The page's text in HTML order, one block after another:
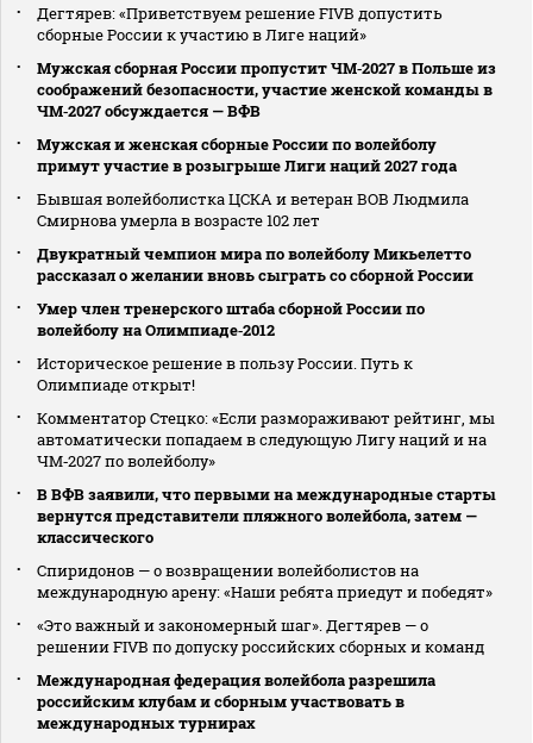
Дегтярев: «Приветствуем решение FIVB допустить
сборные России к участию в Лиге наций»
Мужская сборная России пропустит ЧМ‑2027 в Польше из
соображений безопасности, участие женской команды в
ЧМ‑2027 обсуждается — ВФВ
Мужская и женская сборные России по волейболу
примут участие в розыгрыше Лиги наций 2027 года
Бывшая волейболистка ЦСКА и ветеран ВОВ Людмила
Смирнова умерла в возрасте 102 лет
Двукратный чемпион мира по волейболу Микьелетто
рассказал о желании вновь сыграть со сборной России
Умер член тренерского штаба сборной России по
волейболу на Олимпиаде‑2012
Историческое решение в пользу России. Путь к
Олимпиаде открыт!
Комментатор Стецко: «Если размораживают рейтинг, мы
автоматически попадаем в следующую Лигу наций и на
ЧМ‑2027 по волейболу»
В ВФВ заявили, что первыми на международные старты
вернутся представители пляжного волейбола, затем —
классического
Спиридонов — о возвращении волейболистов на
международную арену: «Наши ребята приедут и победят»
«Это важный и закономерный шаг». Дегтярев — о
решении FIVB по допуску российских сборных и команд
Международная федерация волейбола разрешила
российским клубам и сборным участвовать в
международных турнирах